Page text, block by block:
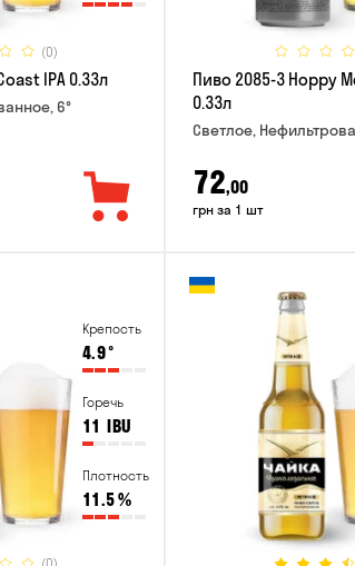
(0)
IPA 0.33л
6°
Пиво 2085-3 Hoppy
0.33л
Светлое,
72,00
грн за 1 шт
Крепость
4.9°
Горечь
11 IBU
Плотность
11.5%